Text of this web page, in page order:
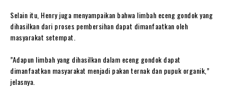
‎Selain itu, Henry juga menyampaikan bahwa limbah eceng gondok yang
dihasilkan dari proses pembersihan dapat dimanfaatkan oleh
masyarakat setempat.
‎”Adapun limbah yang dihasilkan dalam eceng gondok dapat
dimanfaatkan masyarakat menjadi pakan ternak dan pupuk organik,”
jelasnya.